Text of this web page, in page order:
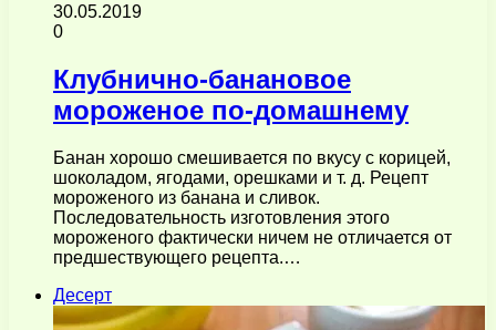
30.05.2019
0
Клубнично-банановое
мороженое по-домашнему
Банан хорошо смешивается по вкусу с корицей,
шоколадом, ягодами, орешками и т. д. Рецепт
мороженого из банана и сливок.
Последовательность изготовления этого
мороженого фактически ничем не отличается от
предшествующего рецепта.…
Десерт